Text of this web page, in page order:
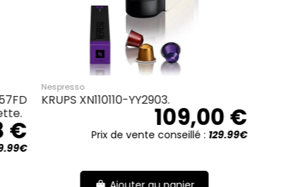
Nespresso
KRUPS XN110B10-YY2902.
109,00 €
Prix de vente conseillé :129.99€
machine à